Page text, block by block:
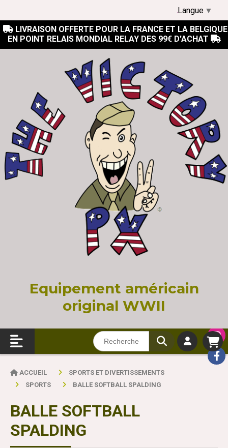
 LIVRAISON OFFERTE POUR LA FRANCE ET LA BELGIQUE
EN POINT RELAIS MONDIAL RELAY DES 99€ D'ACHAT 
Equipement américain
original WWII
ACCUEIL
SPORTS ET DIVERTISSEMENTS
SPORTS
BALLE SOFTBALL SPALDING
BALLE SOFTBALL
SPALDING
Langue ▼